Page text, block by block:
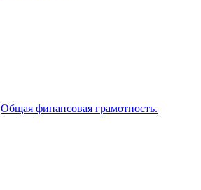
Общая финансовая грамотность.